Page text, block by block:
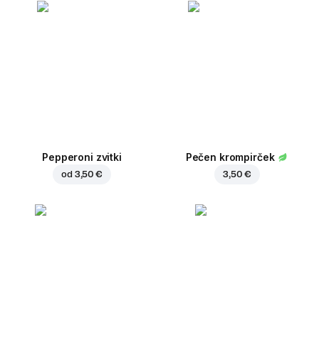
Pepperoni zvitki
od 3,50 €
Pečen krompirček
3,50 €